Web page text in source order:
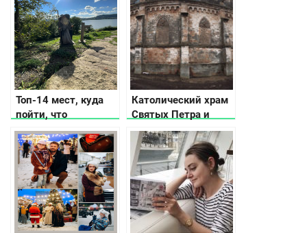
Топ-14 мест, куда
пойти, что
посмотреть в
Бережанах и
окрестностях
Католический храм
Святых Петра и
Павла в
Николаевской
области